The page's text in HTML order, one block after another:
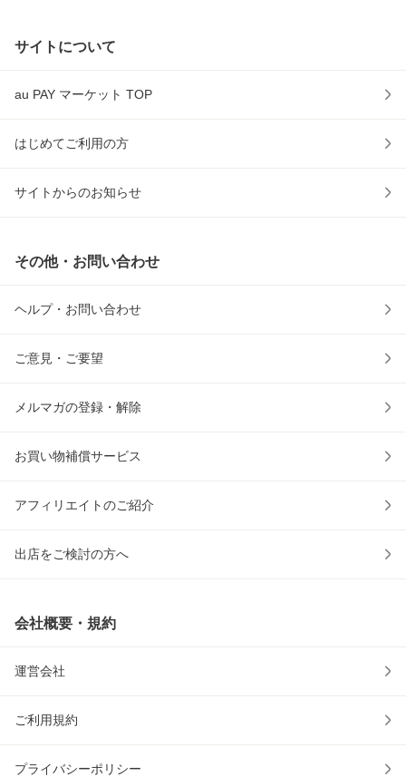
サイトについて
au PAY マーケット TOP
はじめてご利用の方
サイトからのお知らせ
その他・お問い合わせ
ヘルプ・お問い合わせ
ご意見・ご要望
メルマガの登録・解除
お買い物補償サービス
アフィリエイトのご紹介
出店をご検討の方へ
会社概要・規約
運営会社
ご利用規約
プライバシーポリシー